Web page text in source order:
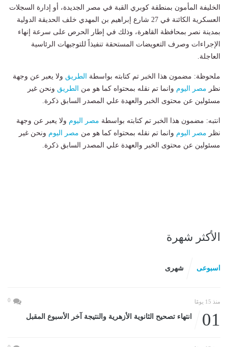
الخليفة المأمون بمنطقة كوبري القبة في مصر الجديدة، أو إدارة السجلات
العسكرية الكائنة في 27 شارع إبراهيم بن المهدي خلف الحديقة الدولية
بمدينة نصر بمحافظة القاهرة، وذلك في إطار الحرص على سرعة إنهاء
الإجراءات وصرف التعويضات المستحقة تنفيذاً للتوجيهات الرئاسية
العاجلة.
ملحوظة: مضمون هذا الخبر تم كتابته بواسطة الطريق ولا يعبر عن وجهة
نظر مصر اليوم وانما تم نقله بمحتواه كما هو من الطريق ونحن غير
مسئولين عن محتوى الخبر والعهدة علي المصدر السابق ذكرة.
انتبه: مضمون هذا الخبر تم كتابته بواسطة مصر اليوم ولا يعبر عن وجهة
نظر مصر اليوم وانما تم نقله بمحتواه كما هو من مصر اليوم ونحن غير
مسئولين عن محتوى الخبر والعهدة علي المصدر السابق ذكرة.
الأكثر شهرة
اسبوعى شهرى
منذ 15 يومًا 0
01 انتهاء تصحيح الثانوية الأزهرية والنتيجة آخر الأسبوع المقبل